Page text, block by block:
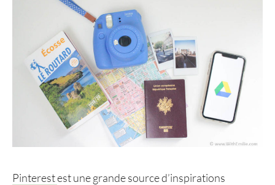
Pinterestest une grande source d’inspirations